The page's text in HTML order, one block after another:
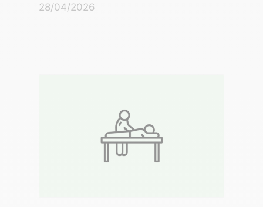
28/04/2026